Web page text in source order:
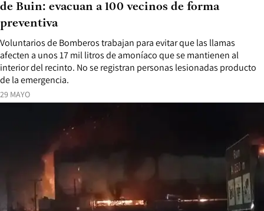
29 MAYO
Voluntarios de Bomberos trabajan para evitar que las llamas
afecten a unos 17 mil litros de amoníaco que se mantienen al
interior del recinto. No se registran personas lesionadas producto
de la emergencia.
de Buin: evacuan a 100 vecinos de forma
preventiva